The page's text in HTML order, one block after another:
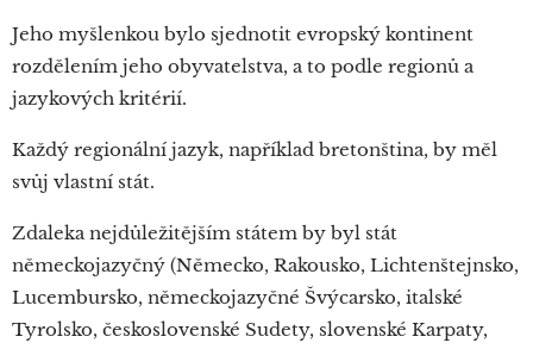
Jeho myšlenkou bylo sjednotit evropský kontinent
rozdělením jeho obyvatelstva, a to podle regionů a
jazykových kritérií.
Každý regionální jazyk, například bretonština, by měl
svůj vlastní stát.
Zdaleka nejdůležitějším státem by byl stát
německojazyčný (Německo, Rakousko, Lichtenštejnsko,
Lucembursko, německojazyčné Švýcarsko, italské
Tyrolsko, československé Sudety, slovenské Karpaty,